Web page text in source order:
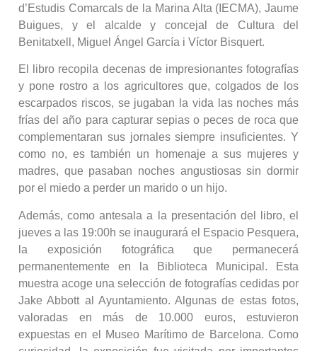
d’Estudis Comarcals de la Marina Alta (IECMA), Jaume
Buigues, y el alcalde y concejal de Cultura del
Benitatxell, Miguel Ángel García i Víctor Bisquert.
El libro recopila decenas de impresionantes fotografías
y pone rostro a los agricultores que, colgados de los
escarpados riscos, se jugaban la vida las noches más
frías del año para capturar sepias o peces de roca que
complementaran sus jornales siempre insuficientes. Y
como no, es también un homenaje a sus mujeres y
madres, que pasaban noches angustiosas sin dormir
por el miedo a perder un marido o un hijo.
Además, como antesala a la presentación del libro, el
jueves a las 19:00h se inaugurará el Espacio Pesquera,
la exposición fotográfica que permanecerá
permanentemente en la Biblioteca Municipal. Esta
muestra acoge una selección de fotografías cedidas por
Jake Abbott al Ayuntamiento. Algunas de estas fotos,
valoradas en más de 10.000 euros, estuvieron
expuestas en el Museo Marítimo de Barcelona. Como